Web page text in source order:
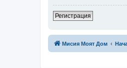
Регистрация
Мисия Моят Дом